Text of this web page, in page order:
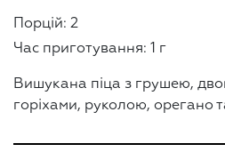
Порцій: 2
Час приготування: 1 г
Вишукана піца з грушею,
горіхами, руколою, орегано